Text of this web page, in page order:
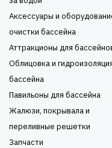
Аксессуары и
очистки бассейна
Аттракционы для
Облицовка и
бассейна
Павильоны для бассейна
Жалюзи, покрывала и
переливные решетки
Запчасти